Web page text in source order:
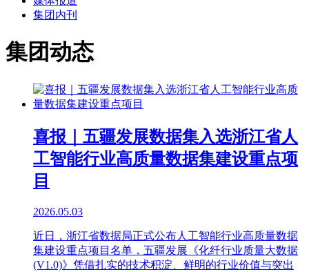
集团内刊
集团动态
喜报｜五疆发展数据集入选浙江省人
工智能行业高质量数据集建设重点项
目
2026.05.03
近日，浙江省数据局正式公布人工智能行业高质量数据
集建设重点项目名单，五疆发展《化纤行业质量大数据
(V1.0)》凭借扎实的技术积淀、鲜明的行业价值与突出